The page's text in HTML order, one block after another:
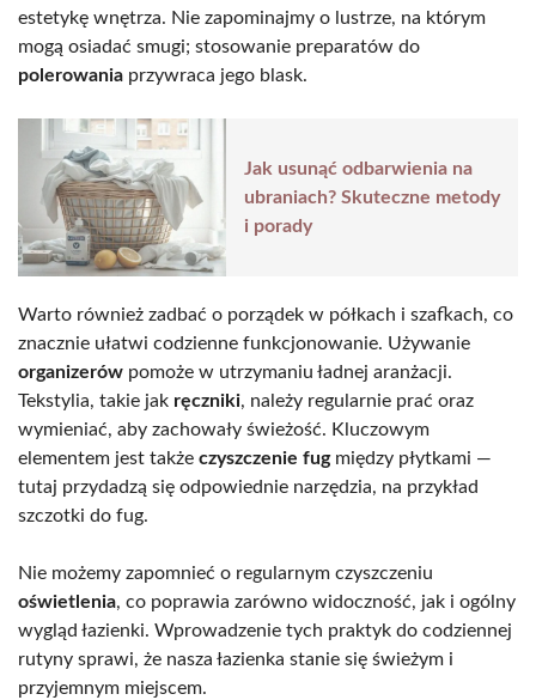
estetykę wnętrza. Nie zapominajmy o lustrze, na którym
mogą osiadać smugi; stosowanie preparatów do
polerowania przywraca jego blask.
Jak usunąć odbarwienia na
ubraniach? Skuteczne metody
i porady
Warto również zadbać o porządek w półkach i szafkach, co
znacznie ułatwi codzienne funkcjonowanie. Używanie
organizerów pomoże w utrzymaniu ładnej aranżacji.
Tekstylia, takie jak ręczniki, należy regularnie prać oraz
wymieniać, aby zachowały świeżość. Kluczowym
elementem jest także czyszczenie fugmiędzy płytkami —
tutaj przydadzą się odpowiednie narzędzia, na przykład
szczotki do fug.
Nie możemy zapomnieć o regularnym czyszczeniu
oświetlenia, co poprawia zarówno widoczność, jak i ogólny
wygląd łazienki. Wprowadzenie tych praktyk do codziennej
rutyny sprawi, że nasza łazienka stanie się świeżym i
przyjemnym miejscem.